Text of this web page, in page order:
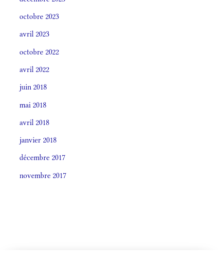
octobre 2023
avril 2023
octobre 2022
avril 2022
juin 2018
mai 2018
avril 2018
janvier 2018
décembre 2017
novembre 2017